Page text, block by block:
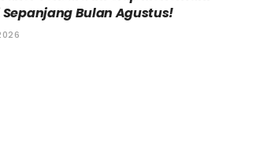
Bulan Agustus!